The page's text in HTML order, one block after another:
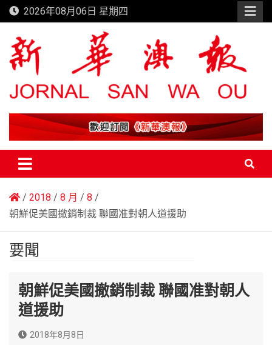
Skip
to
content
2026年08月06日 星期四
新華澳報
2018 8 月
8
朝鮮促美國撤銷制裁 聯國准對朝人道援助
要聞
朝鮮促美國撤銷制裁 聯國准對朝人
道援助
2018年8月8日